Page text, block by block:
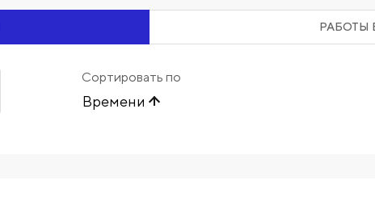
РАБОТЫ
Сортировать по
Времени